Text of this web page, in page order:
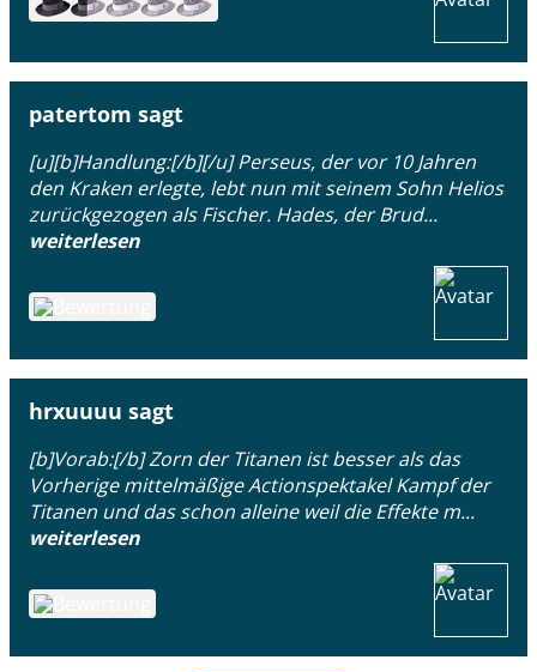
patertom sagt
[u][b]Handlung:[/b][/u] Perseus, der vor 10 Jahren
den Kraken erlegte, lebt nun mit seinem Sohn Helios
zurückgezogen als Fischer. Hades, der Brud...
weiterlesen
hrxuuuu sagt
[b]Vorab:[/b] Zorn der Titanen ist besser als das
Vorherige mittelmäßige Actionspektakel Kampf der
Titanen und das schon alleine weil die Effekte m...
weiterlesen